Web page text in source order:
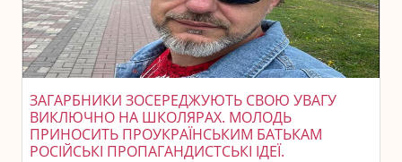
ЗАГАРБНИКИ ЗОСЕРЕДЖУЮТЬ СВОЮ УВАГУ
ВИКЛЮЧНО НА ШКОЛЯРАХ. МОЛОДЬ
ПРИНОСИТЬ ПРОУКРАЇНСЬКИМ БАТЬКАМ
РОСІЙСЬКІ ПРОПАГАНДИСТСЬКІ ІДЕЇ.